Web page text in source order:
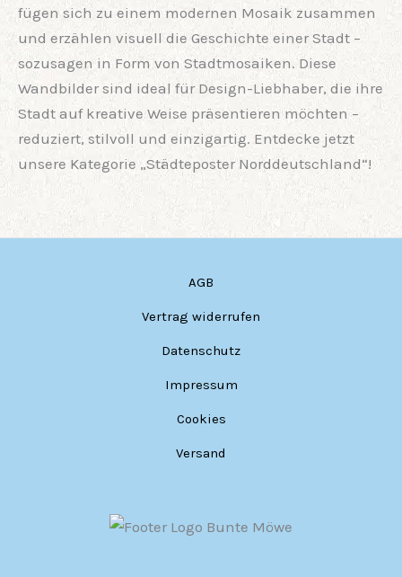
fügen sich zu einem modernen Mosaik zusammen
und erzählen visuell die Geschichte einer Stadt –
sozusagen in Form von Stadtmosaiken. Diese
Wandbilder sind ideal für Design-Liebhaber, die ihre
Stadt auf kreative Weise präsentieren möchten –
reduziert, stilvoll und einzigartig. Entdecke jetzt
unsere Kategorie „Städteposter Norddeutschland“!
AGB
Vertrag widerrufen
Datenschutz
Impressum
Cookies
Versand